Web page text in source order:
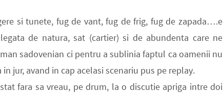
si tunete, fug de vant, fug de frig, fug de zapada….e
de natura, sat (cartier) si de abundenta care ne
sadovenian ci pentru a sublinia faptul ca oamenii nu
jur, avand in cap acelasi scenariu pus pe replay.
fara sa vreau, pe drum, la o discutie apriga intre doi